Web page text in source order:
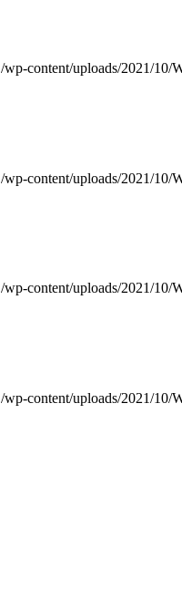
/wp-content/uploads/2021/10/
/wp-content/uploads/2021/10/
/wp-content/uploads/2021/10/
/wp-content/uploads/2021/10/